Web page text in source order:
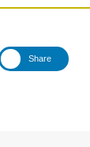
Share